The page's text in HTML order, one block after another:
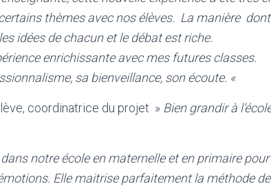
thèmes avec nos élèves. La manière
idées de chacun et le débat est riche.
enrichissante avec mes futures classes.
sa bienveillance, son écoute. «
coordinatrice du projet » Bien grandir à
notre école en maternelle et en primaire
Elle maitrise parfaitement la méthode